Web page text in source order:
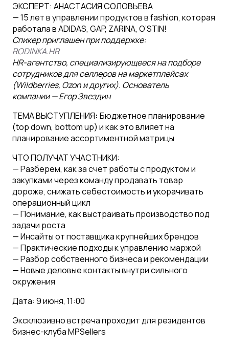
ЭКСПЕРТ: АНАСТАСИЯ СОЛОВЬЕВА
— 15 лет в управлении продуктов в fashion, которая
работала в ADIDAS, GAP, ZARINA, O’STIN!
Спикер приглашен при поддержке:
RODINKA.HR
HR-агентство, специализирующееся на подборе
сотрудников для селлеров на маркетплейсах
(Wildberries, Ozon и других). Основатель
компании — Егор Звездин
ТЕМА ВЫСТУПЛЕНИЯ: Бюджетное планирование
(top down, bottom up) и как это влияет на
планирование ассортиментной матрицы
ЧТО ПОЛУЧАТ УЧАСТНИКИ:
— Разберем, как за счет работы с продуктом и
закупками через команду продавать товар
дороже, снижать себестоимость и укорачивать
операционный цикл
— Понимание, как выстраивать производство под
задачи роста
— Инсайты от поставщика крупнейших брендов
— Практические подходы к управлению маржой
— Разбор собственного бизнеса и рекомендации
— Новые деловые контакты внутри сильного
окружения
Дата: 9 июня, 11:00
Эксклюзивно встреча проходит для резидентов
бизнес-клуба MPSellers